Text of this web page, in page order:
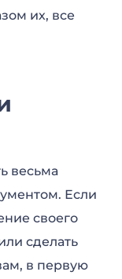
их, все
весьма
Если
своего
сделать
в первую